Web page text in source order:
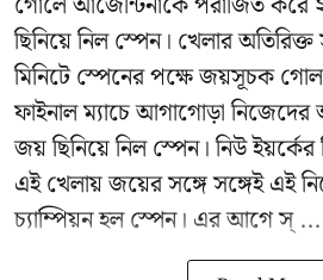
ছিনিয়ে নিল স্পেন। খেলার অতিরিক্ত
মিনিটে স্পেনের পক্ষে জয়সূচক
ফাইনাল ম্যাচে আগাগোড়া
জয় ছিনিয়ে নিল স্পেন। নিউ ইয়র্কের
এই খেলায় জয়ের সঙ্গে সঙ্গেই এই
চ্যাম্পিয়ন হল স্পেন। এর আগে স্ ...